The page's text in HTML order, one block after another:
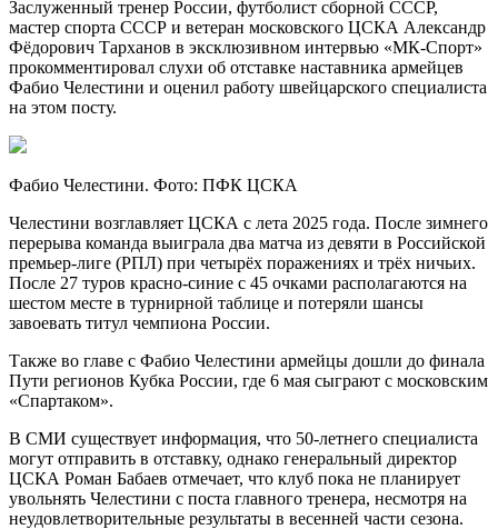
Заслуженный тренер России, футболист сборной СССР,
мастер спорта СССР и ветеран московского ЦСКА Александр
Фёдорович Тарханов в эксклюзивном интервью «МК-Спорт»
прокомментировал слухи об отставке наставника армейцев
Фабио Челестини и оценил работу швейцарского специалиста
на этом посту.
Фабио Челестини. Фото: ПФК ЦСКА
Челестини возглавляет ЦСКА с лета 2025 года. После зимнего
перерыва команда выиграла два матча из девяти в Российской
премьер-лиге (РПЛ) при четырёх поражениях и трёх ничьих.
После 27 туров красно-синие с 45 очками располагаются на
шестом месте в турнирной таблице и потеряли шансы
завоевать титул чемпиона России.
Также во главе с Фабио Челестини армейцы дошли до финала
Пути регионов Кубка России, где 6 мая сыграют с московским
«Спартаком».
В СМИ существует информация, что 50-летнего специалиста
могут отправить в отставку, однако генеральный директор
ЦСКА Роман Бабаев отмечает, что клуб пока не планирует
увольнять Челестини с поста главного тренера, несмотря на
неудовлетворительные результаты в весенней части сезона.